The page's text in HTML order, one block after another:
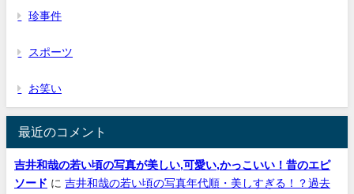
珍事件
スポーツ
お笑い
最近のコメント
吉井和哉の若い頃の写真が美しい,可愛い,かっこいい！昔のエピ
ソード に 吉井和哉の若い頃の写真年代順・美しすぎる！？過去